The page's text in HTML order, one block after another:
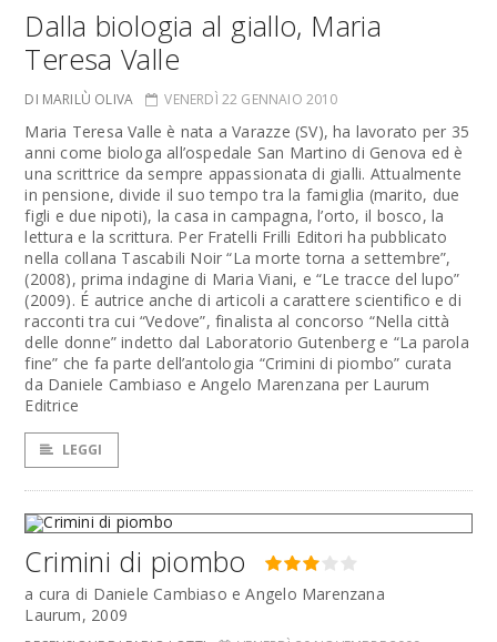
Dalla biologia al giallo, Maria
Teresa Valle
DI MARILÙ OLIVA VENERDÌ 22 GENNAIO 2010
Maria Teresa Valle è nata a Varazze (SV), ha lavorato per 35
anni come biologa all’ospedale San Martino di Genova ed è
una scrittrice da sempre appassionata di gialli. Attualmente
in pensione, divide il suo tempo tra la famiglia (marito, due
figli e due nipoti), la casa in campagna, l’orto, il bosco, la
lettura e la scrittura. Per Fratelli Frilli Editori ha pubblicato
nella collana Tascabili Noir “La morte torna a settembre”,
(2008), prima indagine di Maria Viani, e “Le tracce del lupo”
(2009). É autrice anche di articoli a carattere scientifico e di
racconti tra cui “Vedove”, finalista al concorso “Nella città
delle donne” indetto dal Laboratorio Gutenberg e “La parola
fine” che fa parte dell’antologia “Crimini di piombo” curata
da Daniele Cambiaso e Angelo Marenzana per Laurum
Editrice
LEGGI
Crimini di piombo
a cura di Daniele Cambiaso e Angelo Marenzana
Laurum, 2009